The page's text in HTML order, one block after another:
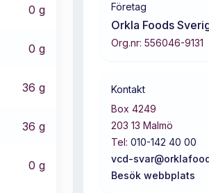
0 g
0 g
36 g
36 g
0 g
Företag
Orkla Foods
Org.nr: 556046-9131
Kontakt
Box 4249
203 13 Malmö
Tel: 010-142 40 00
vcd-
Besök webbplats